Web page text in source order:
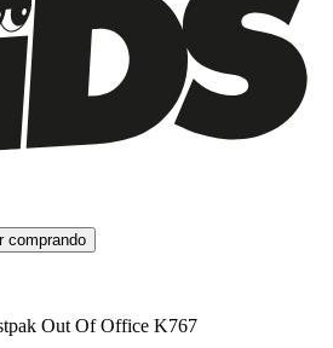
comprando
Out Of Office K767